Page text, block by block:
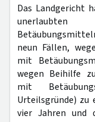
Das Landgericht
neun Fällen,
mit
wegen Beihilfe
mit
Urteilsgründe) zu
vier Jahren und